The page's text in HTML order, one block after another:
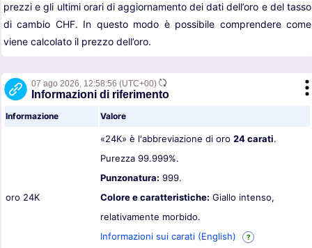
prezzi e gli ultimi orari di aggiornamento dei dati dell’oro e del tasso
di cambio CHF. In questo modo è possibile comprendere come
viene calcolato il prezzo dell’oro.
07 ago 2026, 12:58:56 (UTC+00)
Informazioni di riferimento
Informazione Valore
oro 24K
«24K» è l'abbreviazione di oro 24 carati.
Purezza 99.999%.
Punzonatura: 999.
Colore e caratteristiche: Giallo intenso,
relativamente morbido.
Informazioni sui carati (English)
?